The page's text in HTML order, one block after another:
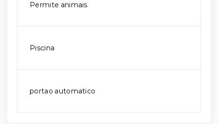
Permite animais
Piscina
portao automatico